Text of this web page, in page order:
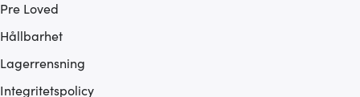
Pre Loved
Hållbarhet
Lagerrensning
Integritetspolicy